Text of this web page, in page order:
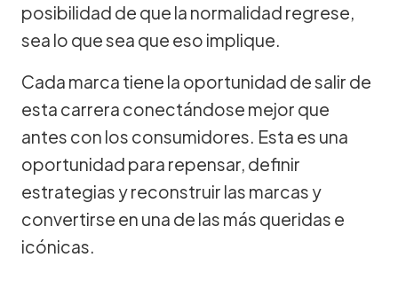
posibilidad de que la normalidad regrese,
sea lo que sea que eso implique.
Cada marca tiene la oportunidad de salir de
esta carrera conectándose mejor que
antes con los consumidores. Esta es una
oportunidad para repensar, definir
estrategias y reconstruir las marcas y
convertirse en una de las más queridas e
icónicas.